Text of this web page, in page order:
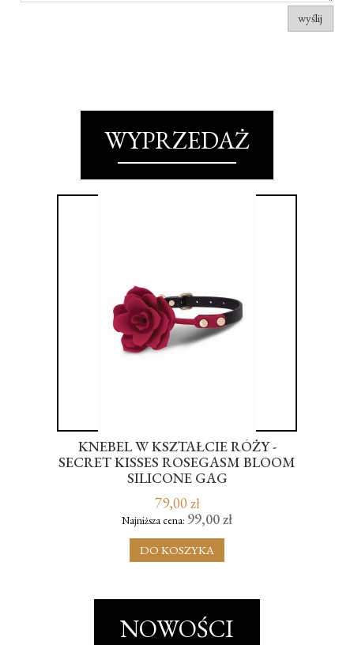
wyślij
WYPRZEDAŻ
KNEBEL W KSZTAŁCIE RÓŻY -
SECRET KISSES ROSEGASM BLOOM
SILICONE GAG
79,00 zł
Najniższa cena: 99,00 zł
DO KOSZYKA
NOWOŚCI